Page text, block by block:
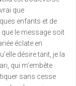
que
enfants et de
que le message soit
éclate en
désire tant, je la
qui m’embête
sans cesse